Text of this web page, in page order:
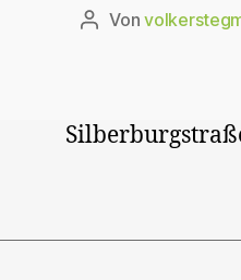
Beitragsautor
Von